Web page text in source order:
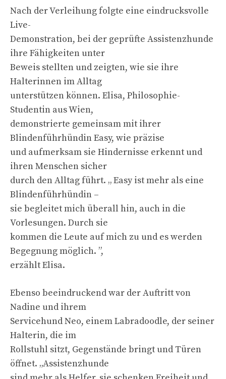
Nach der Verleihung folgte eine eindrucksvolle
Live-
Demonstration, bei der geprüfte Assistenzhunde
ihre Fähigkeiten unter
Beweis stellten und zeigten, wie sie ihre
Halterinnen im Alltag
unterstützen können. Elisa, Philosophie-
Studentin aus Wien,
demonstrierte gemeinsam mit ihrer
Blindenführhündin Easy, wie präzise
und aufmerksam sie Hindernisse erkennt und
ihren Menschen sicher
durch den Alltag führt. „ Easy ist mehr als eine
Blindenführhündin –
sie begleitet mich überall hin, auch in die
Vorlesungen. Durch sie
kommen die Leute auf mich zu und es werden
Begegnung möglich. ”,
erzählt Elisa.
Ebenso beeindruckend war der Auftritt von
Nadine und ihrem
Servicehund Neo, einem Labradoodle, der seiner
Halterin, die im
Rollstuhl sitzt, Gegenstände bringt und Türen
öffnet. „Assistenzhunde